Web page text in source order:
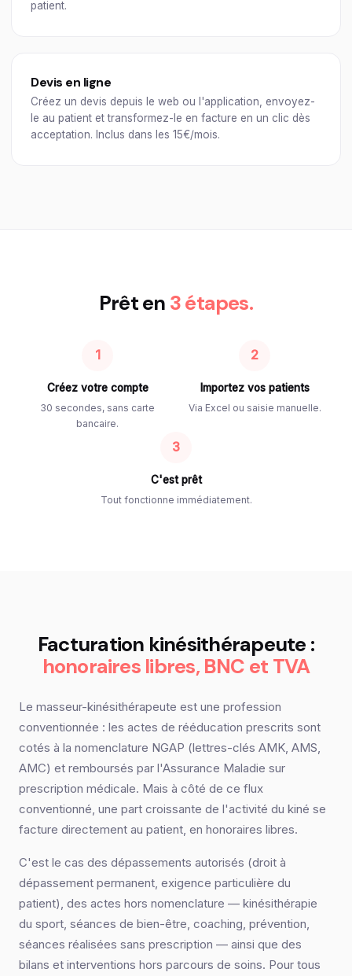
patient.
Devis en ligne
Créez un devis depuis le web ou l'application, envoyez-
le au patient et transformez-le en facture en un clic dès
acceptation. Inclus dans les 15€/mois.
Prêt en 3 étapes.
1
Créez votre compte
30 secondes, sans carte
bancaire.
2
Importez vos patients
Via Excel ou saisie manuelle.
3
C'est prêt
Tout fonctionne immédiatement.
Facturation kinésithérapeute :
honoraires libres, BNC et TVA
Le masseur-kinésithérapeute est une profession
conventionnée : les actes de rééducation prescrits sont
cotés à la nomenclature NGAP (lettres-clés AMK, AMS,
AMC) et remboursés par l'Assurance Maladie sur
prescription médicale. Mais à côté de ce flux
conventionné, une part croissante de l'activité du kiné se
facture directement au patient, en honoraires libres.
C'est le cas des dépassements autorisés (droit à
dépassement permanent, exigence particulière du
patient), des actes hors nomenclature — kinésithérapie
du sport, séances de bien-être, coaching, prévention,
séances réalisées sans prescription — ainsi que des
bilans et interventions hors parcours de soins. Pour tous